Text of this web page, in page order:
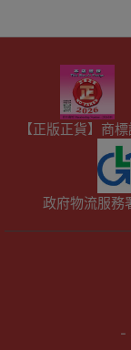
【正版正貨】商
政府物流服務
-